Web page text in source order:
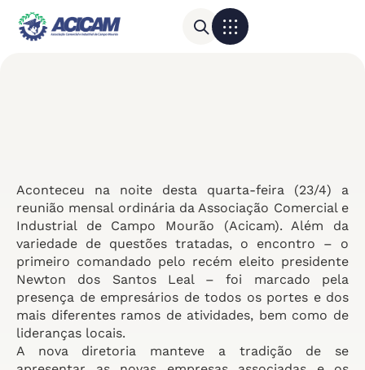
Aconteceu na noite desta quarta-feira (23/4) a
reunião mensal ordinária da Associação Comercial e
Industrial de Campo Mourão (Acicam). Além da
variedade de questões tratadas, o encontro – o
primeiro comandado pelo recém eleito presidente
Newton dos Santos Leal – foi marcado pela
presença de empresários de todos os portes e dos
mais diferentes ramos de atividades, bem como de
lideranças locais.
A nova diretoria manteve a tradição de se